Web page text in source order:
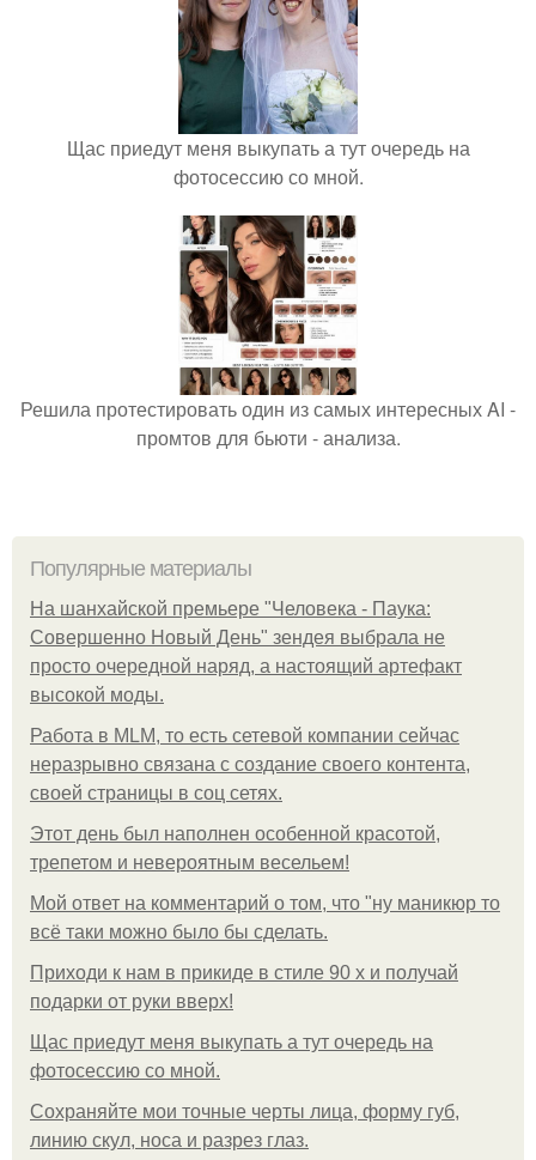
Щас приедут меня выкупать а тут очередь на
фотосессию со мной.
Решила протестировать один из самых интересных AI -
промтов для бьюти - анализа.
Популярные материалы
На шанхайской премьере "Человека - Паука:
Совершенно Новый День" зендея выбрала не
просто очередной наряд, а настоящий артефакт
высокой моды.
Работа в MLM, то есть сетевой компании сейчас
неразрывно связана с создание своего контента,
своей страницы в соц сетях.
Этот день был наполнен особенной красотой,
трепетом и невероятным весельем!
Мой ответ на комментарий о том, что "ну маникюр то
всё таки можно было бы сделать.
Приходи к нам в прикиде в стиле 90 х и получай
подарки от руки вверх!
Щас приедут меня выкупать а тут очередь на
фотосессию со мной.
Сохраняйте мои точные черты лица, форму губ,
линию скул, носа и разрез глаз.